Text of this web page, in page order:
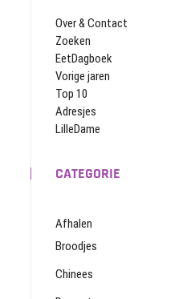
Over & Contact
Zoeken
EetDagboek
Vorige jaren
Top 10
Adresjes
LilleDame
CATEGORIE
Afhalen
Broodjes
Chinees